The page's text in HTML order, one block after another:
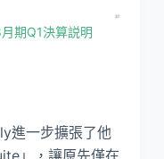
期Q1決算説明
進一步擴張了他
」，讓原先僅在